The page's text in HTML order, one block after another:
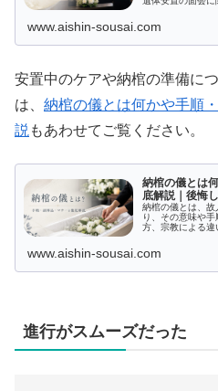
www.aishin-sousai.com
安置中のケアや納棺の準備に
は、 納棺の儀とは何かや手順
説 もあわせてご覧ください。
納棺の儀とは
底解説｜後悔
納棺の儀とは、故
り、その意味や
方、宗教による違
www.aishin-sousai.com
進行がスムーズだった